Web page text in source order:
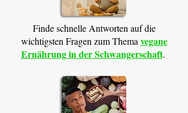
Finde schnelle Antworten auf die
wichtigsten Fragen zum Thema vegane
Ernährung in der Schwangerschaft. ​